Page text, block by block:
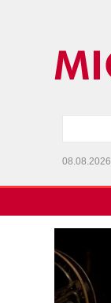
08.08.2026